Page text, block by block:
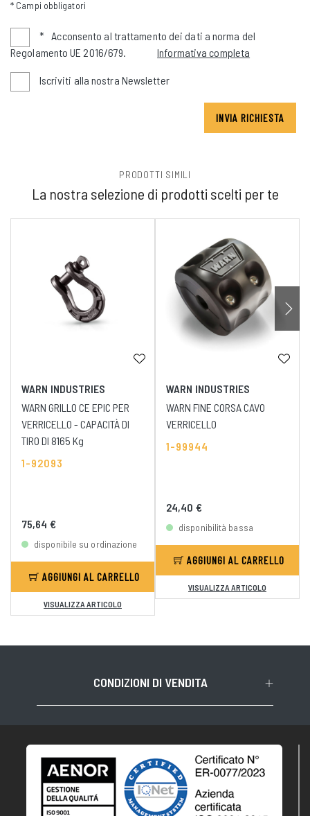
* Campi obbligatori
* Acconsento al trattamento dei dati a norma del
Regolamento UE 2016/679.
Informativa completa
Iscriviti alla nostra Newsletter
INVIA RICHIESTA
PRODOTTI SIMILI
La nostra selezione di prodotti scelti per te
WARN INDUSTRIES
WARN GRILLO CE EPIC PER
VERRICELLO - CAPACITÀ DI
TIRO DI 8165 Kg
1-92093
75,64 €
disponibile su ordinazione
AGGIUNGI AL CARRELLO
VISUALIZZA ARTICOLO
WARN INDUSTRIES
WARN FINE CORSA CAVO
VERRICELLO
1-99944
24,40 €
disponibilità bassa
AGGIUNGI AL CARRELLO
VISUALIZZA ARTICOLO
CONDIZIONI DI VENDITA